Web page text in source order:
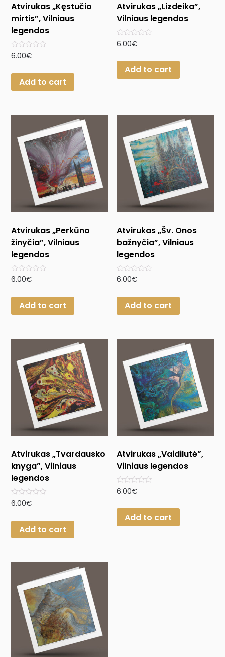
Atvirukas „Kęstučio
mirtis”, Vilniaus
legendos
Rated
0
of
6.00€
Add to cart
Atvirukas „Lizdeika”,
Vilniaus legendos
Rated
0
of
6.00€
Add to cart
Atvirukas „Perkūno
žinyčia”, Vilniaus
legendos
Rated
of
6.00€
Add to cart
Atvirukas „Šv. Onos
bažnyčia”, Vilniaus
legendos
Rated
of
6.00€
Add to cart
Atvirukas „Tvardausko
knyga”, Vilniaus
legendos
Rated
0
of
6.00€
Add to cart
Atvirukas „Vaidilutė”,
Vilniaus legendos
Rated
0
of
6.00€
Add to cart